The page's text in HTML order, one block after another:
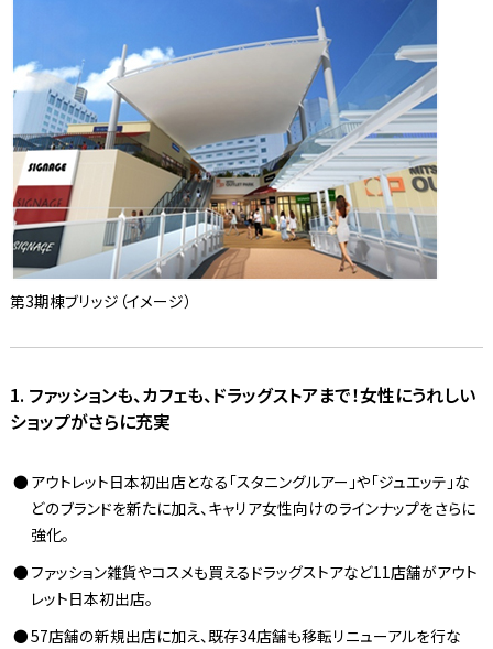
第3期棟ブリッジ（イメージ）
1. ファッションも、カフェも、ドラッグストアまで！女性にうれしい
ショップがさらに充実
アウトレット日本初出店となる「スタニングルアー」や「ジュエッテ」な
どのブランドを新たに加え、キャリア女性向けのラインナップをさらに
強化。
ファッション雑貨やコスメも買えるドラッグストアなど11店舗がアウト
レット日本初出店。
57店舗の新規出店に加え、既存34店舗も移転リニューアルを行な